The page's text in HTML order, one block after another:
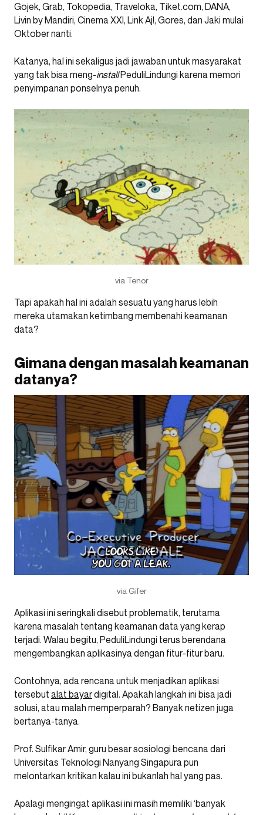
Gojek, Grab, Tokopedia, Traveloka, Tiket.com, DANA,
Livin by Mandiri, Cinema XXI, Link Aj!, Gores, dan Jaki mulai
Oktober nanti.
Katanya, hal ini sekaligus jadi jawaban untuk masyarakat
yang tak bisa meng-installPeduliLindungi karena memori
penyimpanan ponselnya penuh.
via Tenor
Tapi apakah hal ini adalah sesuatu yang harus lebih
mereka utamakan ketimbang membenahi keamanan
data?
Gimana dengan masalah keamanan
datanya?
via Gifer
Aplikasi ini seringkali disebut problematik, terutama
karena masalah tentang keamanan data yang kerap
terjadi. Walau begitu, PeduliLindungi terus berendana
mengembangkan aplikasinya dengan fitur-fitur baru.
Contohnya, ada rencana untuk menjadikan aplikasi
tersebut alat bayardigital. Apakah langkah ini bisa jadi
solusi, atau malah memperparah? Banyak netizen juga
bertanya-tanya.
Prof. Sulfikar Amir, guru besar sosiologi bencana dari
Universitas Teknologi Nanyang Singapura pun
melontarkan kritikan kalau ini bukanlah hal yang pas.
Apalagi mengingat aplikasi ini masih memiliki ‘banyak